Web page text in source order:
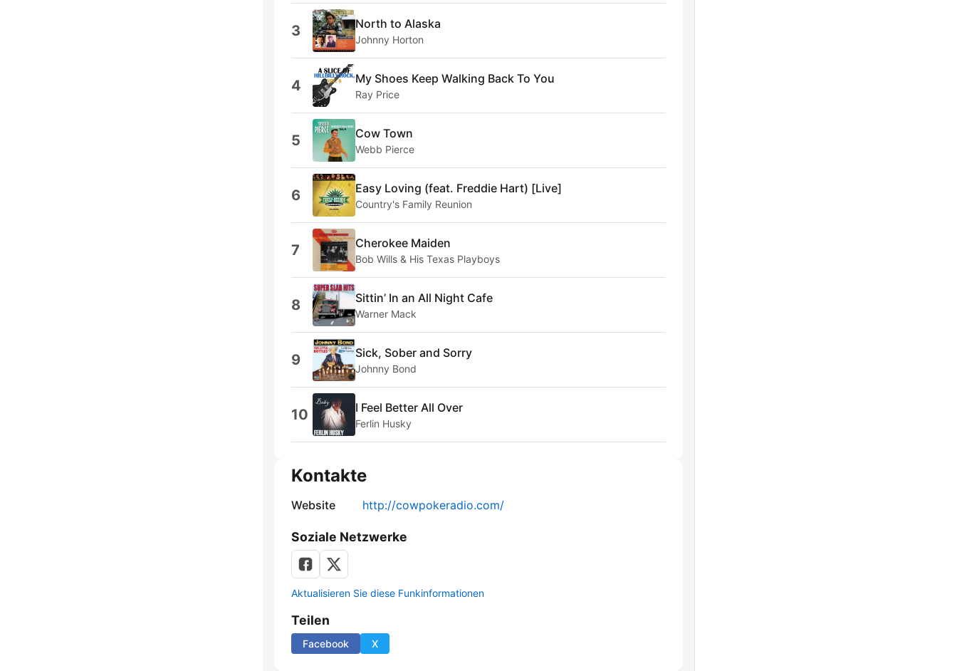
3 North to Alaska
Johnny Horton
4 My Shoes Keep Walking Back To You
Ray Price
5 Cow Town
Webb Pierce
6 Easy Loving (feat. Freddie Hart) [Live]
Country's Family Reunion
7 Cherokee Maiden
Bob Wills & His Texas Playboys
8 Sittin’ In an All Night Cafe
Warner Mack
9 Sick, Sober and Sorry
Johnny Bond
10 I Feel Better All Over
Ferlin Husky
Kontakte
Website http://cowpokeradio.com/
Soziale Netzwerke
Aktualisieren Sie diese Funkinformationen
Teilen
Facebook X